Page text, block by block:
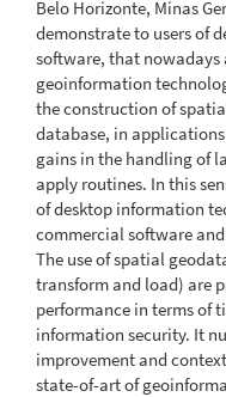
Belo Horizonte, Minas
demonstrate to users of
software, that nowadays
geoinformation
the construction of
database, in
gains in the handling of
apply routines. In this
of desktop information
commercial software
The use of spatial
transform and load) are
performance in terms of
information security. It
improvement and
state-of-art of